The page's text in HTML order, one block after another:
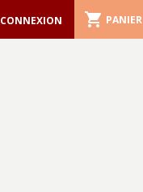
CONNEXION shopping_cart PANIER